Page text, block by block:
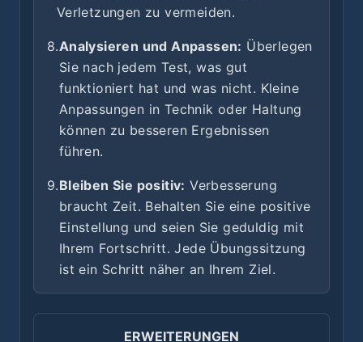
Verletzungen zu vermeiden.
8.Analysieren und Anpassen: Überlegen
Sie nach jedem Test, was gut
funktioniert hat und was nicht. Kleine
Anpassungen in Technik oder Haltung
können zu besseren Ergebnissen
führen.
9.Bleiben Sie positiv: Verbesserung
braucht Zeit. Behalten Sie eine positive
Einstellung und seien Sie geduldig mit
Ihrem Fortschritt. Jede Übungssitzung
ist ein Schritt näher an Ihrem Ziel.
ERWEITERUNGEN